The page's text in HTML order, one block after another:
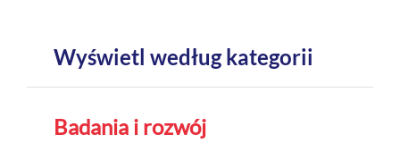
Wyświetl według kategorii
Badania i rozwój